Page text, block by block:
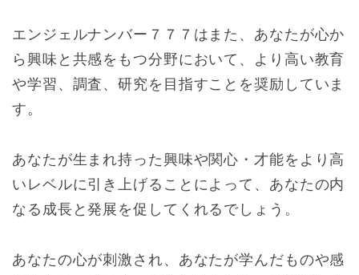
エンジェルナンバー７７７はまた、あなたが心か
ら興味と共感をもつ分野において、より高い教育
や学習、調査、研究を目指すことを奨励していま
す。
あなたが生まれ持った興味や関心・才能をより高
いレベルに引き上げることによって、あなたの内
なる成長と発展を促してくれるでしょう。
あなたの心が刺激され、あなたが学んだものや感